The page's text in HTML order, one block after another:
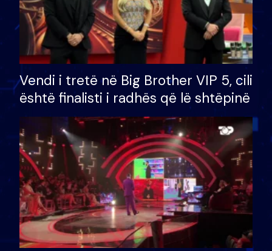
Vendi i tretë në Big Brother VIP 5, cili
është finalisti i radhës që lë shtëpinë